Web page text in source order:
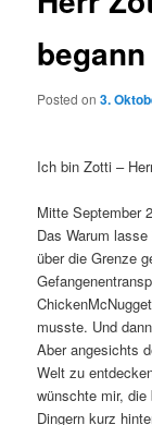
begann
Posted on3.
Ich bin Zotti –
Mitte September
Das Warum
über die Grenze
musste. Und
Aber angesichts
Welt zu
wünschte mir,
Dingern kurz